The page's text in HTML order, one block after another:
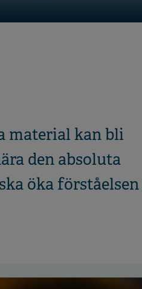
material kan bli
den absoluta
öka